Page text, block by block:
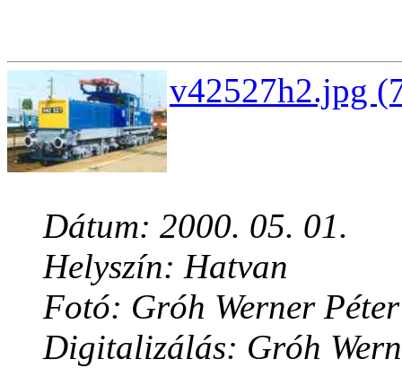
v42527h2.jpg
Dátum: 2000. 05. 01.
Helyszín: Hatvan
Fotó: Gróh Werner Péter
Digitalizálás: Gróh